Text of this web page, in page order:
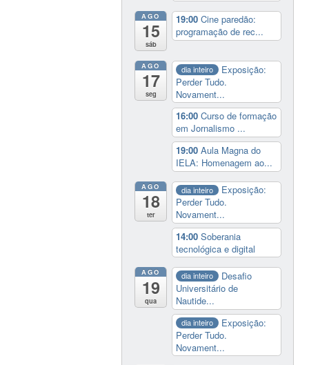
AGO
15
sáb
19:00Cine paredão:
programação de rec...
AGO
17
seg
dia inteiro
Exposição:
Perder Tudo.
Novament...
16:00Curso de formação
em Jornalismo ...
19:00Aula Magna do
IELA: Homenagem ao...
AGO
18
ter
dia inteiro
Exposição:
Perder Tudo.
Novament...
14:00Soberania
tecnológica e digital
AGO
19
qua
dia inteiro
Desafio
Universitário de
Nautide...
dia inteiro
Exposição:
Perder Tudo.
Novament...